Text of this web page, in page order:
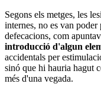
Segons els metges, les
internes, no es van
defecacions, com
introducció d'algun
accidentals per
sinó que hi hauria hagut
més d'una vegada.